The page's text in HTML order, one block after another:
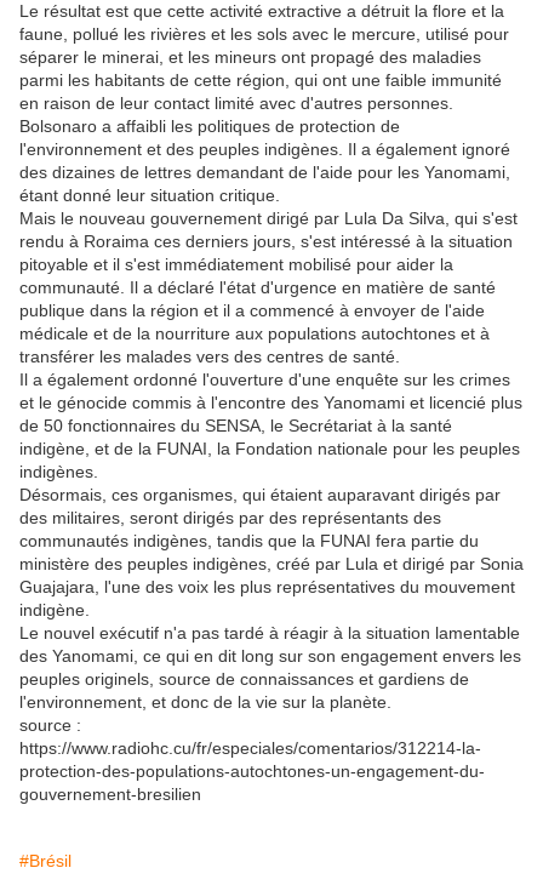
Le résultat est que cette activité extractive a détruit la flore et la
faune, pollué les rivières et les sols avec le mercure, utilisé pour
séparer le minerai, et les mineurs ont propagé des maladies
parmi les habitants de cette région, qui ont une faible immunité
en raison de leur contact limité avec d'autres personnes.
Bolsonaro a affaibli les politiques de protection de
l'environnement et des peuples indigènes. Il a également ignoré
des dizaines de lettres demandant de l'aide pour les Yanomami,
étant donné leur situation critique.
Mais le nouveau gouvernement dirigé par Lula Da Silva, qui s'est
rendu à Roraima ces derniers jours, s'est intéressé à la situation
pitoyable et il s'est immédiatement mobilisé pour aider la
communauté. Il a déclaré l'état d'urgence en matière de santé
publique dans la région et il a commencé à envoyer de l'aide
médicale et de la nourriture aux populations autochtones et à
transférer les malades vers des centres de santé.
Il a également ordonné l'ouverture d'une enquête sur les crimes
et le génocide commis à l'encontre des Yanomami et licencié plus
de 50 fonctionnaires du SENSA, le Secrétariat à la santé
indigène, et de la FUNAI, la Fondation nationale pour les peuples
indigènes.
Désormais, ces organismes, qui étaient auparavant dirigés par
des militaires, seront dirigés par des représentants des
communautés indigènes, tandis que la FUNAI fera partie du
ministère des peuples indigènes, créé par Lula et dirigé par Sonia
Guajajara, l'une des voix les plus représentatives du mouvement
indigène.
Le nouvel exécutif n'a pas tardé à réagir à la situation lamentable
des Yanomami, ce qui en dit long sur son engagement envers les
peuples originels, source de connaissances et gardiens de
l'environnement, et donc de la vie sur la planète.
source :
https://www.radiohc.cu/fr/especiales/comentarios/312214-la-
protection-des-populations-autochtones-un-engagement-du-
gouvernement-bresilien
#Brésil